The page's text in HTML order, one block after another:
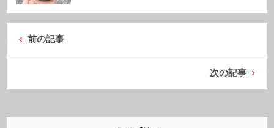
前の記事
次の記事